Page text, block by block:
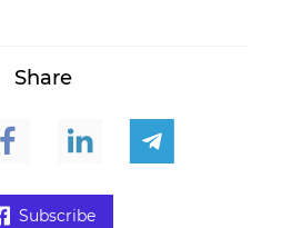
Share
Subscribe